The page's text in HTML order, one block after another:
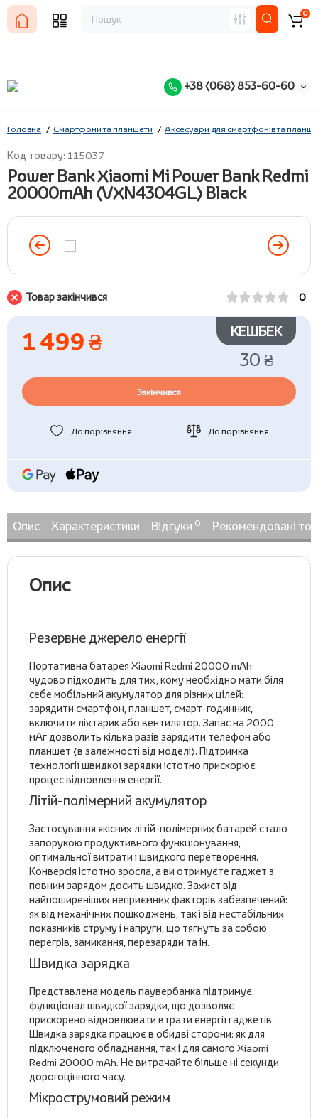
+38 (068) 853-60-60
0
Головна Смартфони та планшети Аксесуари для смартфонів та
Код товару: 115037
Power Bank Xiaomi Mi Power Bank Redmi
20000mAh (VXN4304GL) Black
Товар закінчився 0
1 499 ₴ КЕШБЕК
30 ₴
Закінчився
До порівняння До порівняння
Опис Характеристики Відгуки 0 Рекомендовані
Опис
Резервне джерело енергії
Портативна батарея Xiaomi Redmi 20000 mAh
чудово підходить для тих, кому необхідно мати біля
себе мобільний акумулятор для різних цілей:
зарядити смартфон, планшет, смарт-годинник,
включити ліхтарик або вентилятор. Запас на 2000
мАг дозволить кілька разів зарядити телефон або
планшет (в залежності від моделі). Підтримка
технології швидкої зарядки істотно прискорює
процес відновлення енергії.
Літій-полімерний акумулятор
Застосування якісних літій-полімерних батарей стало
запорукою продуктивного функціонування,
оптимальної витрати і швидкого перетворення.
Конверсія істотно зросла, а ви отримуєте гаджет з
повним зарядом досить швидко. Захист від
найпоширеніших неприємних факторів забезпечений:
як від механічних пошкоджень, так і від нестабільних
показників струму і напруги, що тягнуть за собою
перегрів, замикання, перезаряди та ін.
Швидка зарядка
Представлена модель паувербанка підтримує
функціонал швидкої зарядки, що дозволяє
прискорено відновлювати втрати енергії гаджетів.
Швидка зарядка працює в обидві сторони: як для
підключеного обладнання, так і для самого Xiaomi
Redmi 20000 mAh. Не витрачайте більше ні секунди
дорогоцінного часу.
Мікрострумовий режим